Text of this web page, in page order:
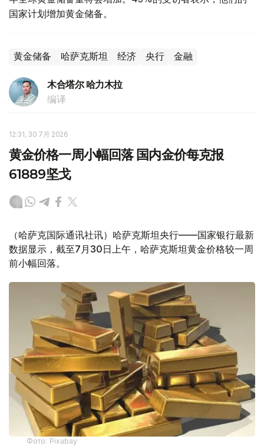
国家计划增加黄金储备。
黄金储备 哈萨克斯坦 经济 央行 金融
木合塔尔 哈力木拉
编译
12:31, 30 7月 2026
黄金价格一周小幅回落 国内金价每克报
61889坚戈
（哈萨克国际通讯社讯）哈萨克斯坦央行——国家银行最新
数据显示，截至7月30日上午，哈萨克斯坦黄金价格较一周
前小幅回落。
Фото: Pixabay